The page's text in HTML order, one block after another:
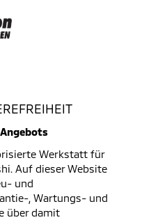
Werkstatt für
Auf dieser Website
und
, Wartungs- und
über damit